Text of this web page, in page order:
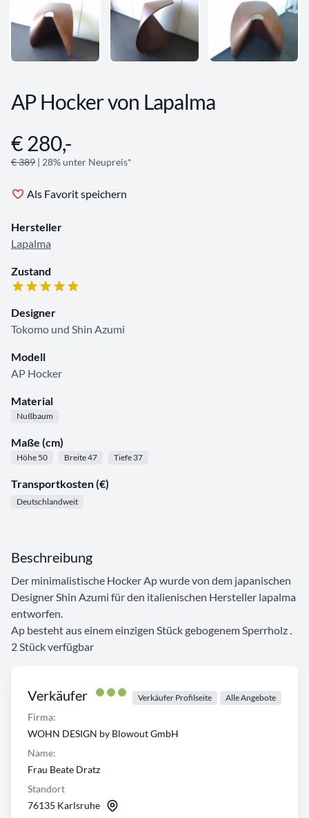
AP Hocker von Lapalma
Angebotsinformationen
€ 280,-
€ 389 | 28% unter Neupreis*
Als Favorit speichern
Hersteller
Lapalma
Zustand
Designer
Tokomo und Shin Azumi
Modell
AP Hocker
Material
Nußbaum
Maße (cm)
Höhe 50 Breite 47 Tiefe 37
Transportkosten (€)
Deutschlandweit
Verkäufer Verkäufer Profilseite Alle Angebote
Firma:
WOHN DESIGN by Blowout GmbH
Name:
Frau Beate Dratz
Standort
76135 Karlsruhe
Beschreibung
Der minimalistische Hocker Ap wurde von dem japanischen
Designer Shin Azumi für den italienischen Hersteller lapalma
entworfen.
Ap besteht aus einem einzigen Stück gebogenem Sperrholz .
2 Stück verfügbar